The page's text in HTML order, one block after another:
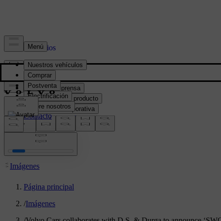
Prensa y Medios
Material de prensa
Información del producto
Información corporativa
Contacto de medios
location:
Imágenes
Página principal
/Imágenes